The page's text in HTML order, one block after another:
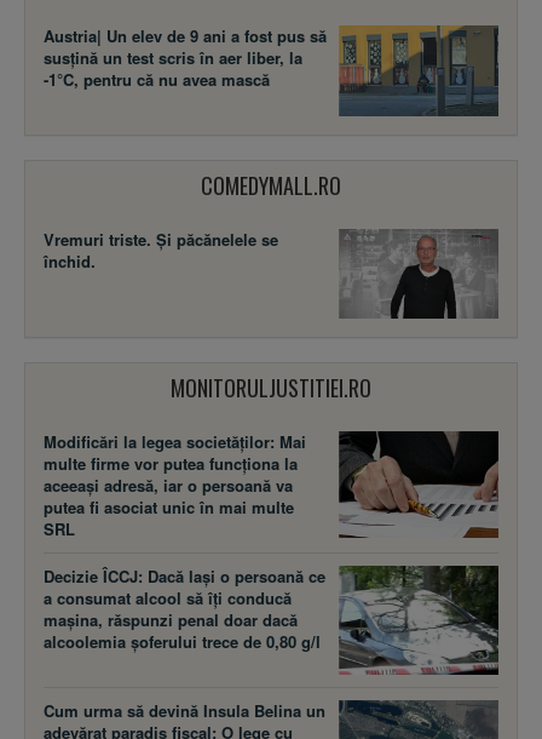
Austria| Un elev de 9 ani a fost pus să
susţină un test scris în aer liber, la
-1°C, pentru că nu avea mască
COMEDYMALL.RO
Vremuri triste. Şi păcănelele se
închid.
MONITORULJUSTITIEI.RO
Modificări la legea societăţilor: Mai
multe firme vor putea funcţiona la
aceeaşi adresă, iar o persoană va
putea fi asociat unic în mai multe
SRL
Decizie ÎCCJ: Dacă laşi o persoană ce
a consumat alcool să îţi conducă
maşina, răspunzi penal doar dacă
alcoolemia şoferului trece de 0,80 g/l
Cum urma să devină Insula Belina un
adevărat paradis fiscal: O lege cu